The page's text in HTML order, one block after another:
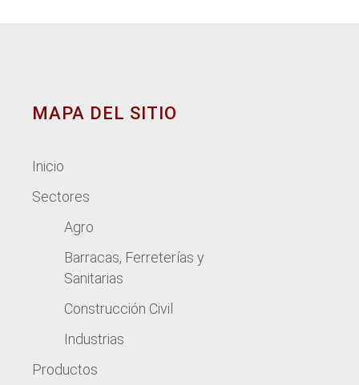
MAPA DEL SITIO
Inicio
Sectores
Agro
Barracas, Ferreterías y
Sanitarias
Construcción Civil
Industrias
Productos